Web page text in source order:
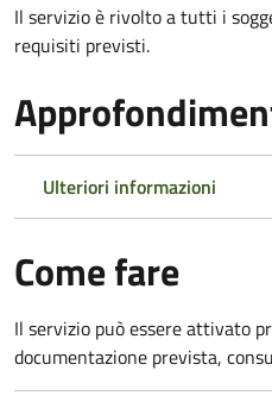
Il servizio è rivolto a tutti i
requisiti previsti.
Ulteriori informazioni
Come fare
Il servizio può essere attivato
documentazione prevista,